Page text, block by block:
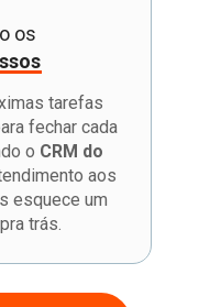
tarefas
fechar cada
o CRM do
aos
esquece um
trás.